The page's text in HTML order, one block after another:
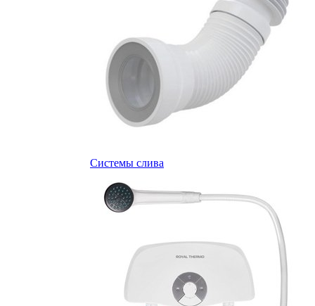
Системы слива